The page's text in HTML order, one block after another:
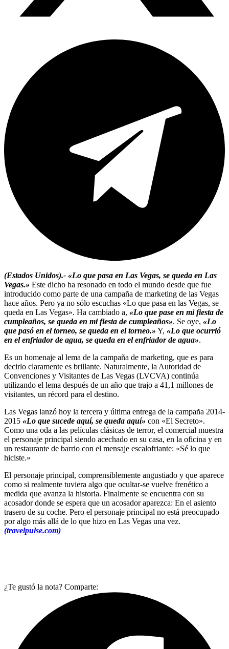
(Estados Unidos).- «Lo que pasa en Las Vegas, se queda en Las
Vegas.» Este dicho ha resonado en todo el mundo desde que fue
introducido como parte de una campaña de marketing de las Vegas
hace años. Pero ya no sólo escuchas «Lo que pasa en las Vegas, se
queda en Las Vegas». Ha cambiado a, «Lo que pase en mi fiesta de
cumpleaños, se queda en mi fiesta de cumpleaños». Se oye, «Lo
que pasó en el torneo, se queda en el torneo.» Y, «Lo que ocurrió
en el enfriador de agua, se queda en el enfriador de agua».
Es un homenaje al lema de la campaña de marketing, que es para
decirlo claramente es brillante. Naturalmente, la Autoridad de
Convenciones y Visitantes de Las Vegas (LVCVA) continúa
utilizando el lema después de un año que trajo a 41,1 millones de
visitantes, un récord para el destino.
Las Vegas lanzó hoy la tercera y última entrega de la campaña 2014-
2015 «Lo que sucede aquí, se queda aquí» con «El Secreto».
Como una oda a las películas clásicas de terror, el comercial muestra
el personaje principal siendo acechado en su casa, en la oficina y en
un restaurante de barrio con el mensaje escalofriante: «Sé lo que
hiciste.»
El personaje principal, comprensiblemente angustiado y que aparece
como si realmente tuviera algo que ocultar-se vuelve frenético a
medida que avanza la historia. Finalmente se encuentra con su
acosador donde se espera que un acosador aparezca: En el asiento
trasero de su coche. Pero el personaje principal no está preocupado
por algo más allá de lo que hizo en Las Vegas una vez.
(travelpulse.com)
¿Te gustó la nota? Comparte: